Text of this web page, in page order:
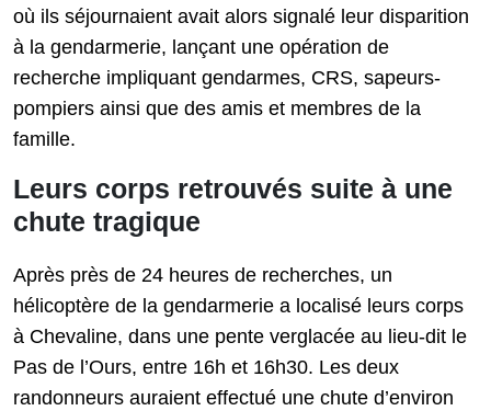
où ils séjournaient avait alors signalé leur disparition
à la gendarmerie, lançant une opération de
recherche impliquant gendarmes, CRS, sapeurs-
pompiers ainsi que des amis et membres de la
famille.
Leurs corps retrouvés suite à une
chute tragique
Après près de 24 heures de recherches, un
hélicoptère de la gendarmerie a localisé leurs corps
à Chevaline, dans une pente verglacée au lieu-dit le
Pas de l’Ours, entre 16h et 16h30. Les deux
randonneurs auraient effectué une chute d’environ